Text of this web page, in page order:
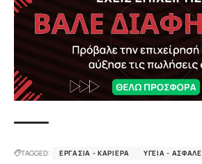
TAGGED: ΕΡΓΑΣΊΑ - ΚΑΡΙΈΡΑ ΥΓΕΊΑ -